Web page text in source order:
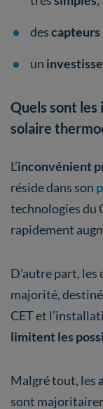
descapteurs
un
Quels sont les
solaire
L’inconvénient
réside dans son
technologies du
rapidement
D’autre part,
majorité,
CET et
limitent les
Malgré tout, les
sont